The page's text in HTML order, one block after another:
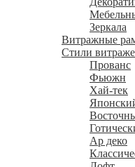
Зеркала
Витражные
Стили
Прованс
Фьюжн
Хай-тек
Ар деко